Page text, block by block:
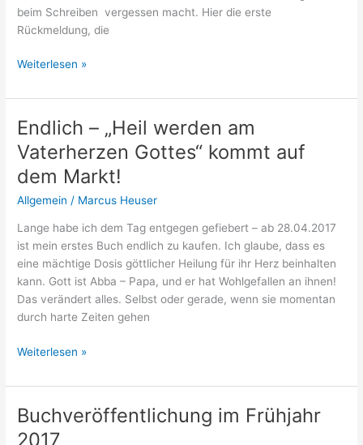
beim Schreiben vergessen macht. Hier die erste
Rückmeldung, die
Reaktionen
„Heil
am
Vaterherzen
Gottes“
Weiterlesen »
Endlich – „Heil werden am
Vaterherzen Gottes“ kommt auf
dem Markt!
Allgemein / Marcus Heuser
Lange habe ich dem Tag entgegen gefiebert – ab 28.04.2017
ist mein erstes Buch endlich zu kaufen. Ich glaube, dass es
eine mächtige Dosis göttlicher Heilung für ihr Herz beinhalten
kann. Gott ist Abba – Papa, und er hat Wohlgefallen an ihnen!
Das verändert alles. Selbst oder gerade, wenn sie momentan
durch harte Zeiten gehen
Endlich
„Heil
am
Vaterherzen
Weiterlesen »
Buchveröffentlichung im Frühjahr
2017